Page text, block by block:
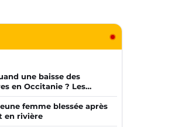
une baisse des
en Occitanie ? Les
femme blessée après
en rivière